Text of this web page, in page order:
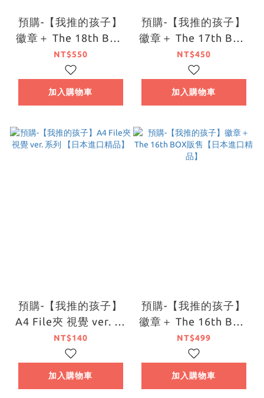
預購-【我推的孩子】
徽章＋ The 18th BOX
販售【日本進口精品】
NT$550
加入購物車
預購-【我推的孩子】
徽章＋ The 17th BOX
販售【日本進口精品】
NT$450
加入購物車
預購-【我推的孩子】
A4 File夾 視覺 ver. 系
列 【日本進口精品】
NT$140
加入購物車
預購-【我推的孩子】
徽章＋ The 16th BOX
販售【日本進口精品】
NT$499
加入購物車